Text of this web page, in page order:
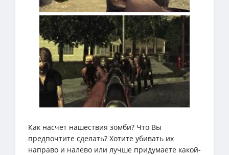
Как насчет нашествия зомби? Что Вы
предпочтите сделать? Хотите убивать их
направо и налево или лучше придумаете какой-